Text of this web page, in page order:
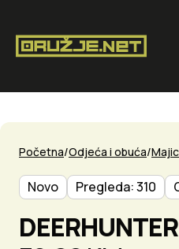
Početna Odjeća i obuća
Novo Pregleda: 310